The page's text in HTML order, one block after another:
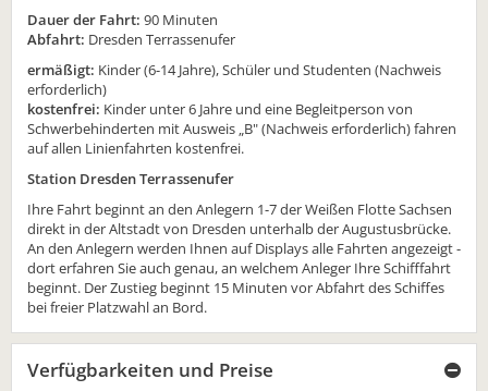
Dauer der Fahrt: 90 Minuten
Abfahrt: Dresden Terrassenufer
ermäßigt: Kinder (6-14 Jahre), Schüler und Studenten (Nachweis
erforderlich)
kostenfrei: Kinder unter 6 Jahre und eine Begleitperson von
Schwerbehinderten mit Ausweis „B" (Nachweis erforderlich) fahren
auf allen Linienfahrten kostenfrei.
Station Dresden Terrassenufer
Ihre Fahrt beginnt an den Anlegern 1-7 der Weißen Flotte Sachsen
direkt in der Altstadt von Dresden unterhalb der Augustusbrücke.
An den Anlegern werden Ihnen auf Displays alle Fahrten angezeigt -
dort erfahren Sie auch genau, an welchem Anleger Ihre Schifffahrt
beginnt. Der Zustieg beginnt 15 Minuten vor Abfahrt des Schiffes
bei freier Platzwahl an Bord.
Verfügbarkeiten und Preise